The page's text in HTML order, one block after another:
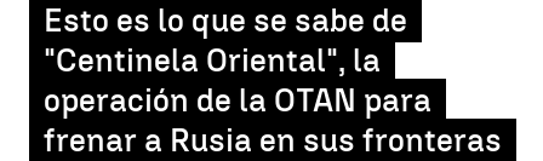
Esto es lo que se sabe de
"Centinela Oriental", la
operación de la OTAN para
frenar a Rusia en sus fronteras